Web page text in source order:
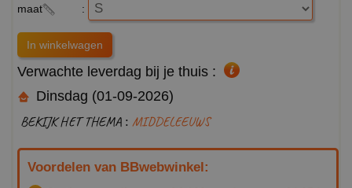
maat :
Verwachte leverdag bij je thuis :
Dinsdag (01-09-2026)
BEKIJK HET THEMA : MIDDELEEUWS
Voordelen van BBwebwinkel: